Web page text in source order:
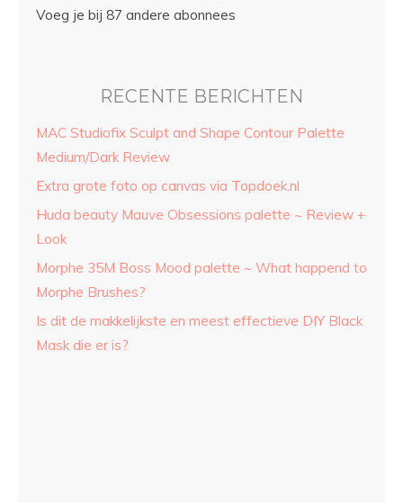
Voeg je bij 87 andere abonnees
RECENTE BERICHTEN
MAC Studiofix Sculpt and Shape Contour Palette
Medium/Dark Review
Extra grote foto op canvas via Topdoek.nl
Huda beauty Mauve Obsessions palette ~ Review +
Look
Morphe 35M Boss Mood palette ~ What happend to
Morphe Brushes?
Is dit de makkelijkste en meest effectieve DIY Black
Mask die er is?